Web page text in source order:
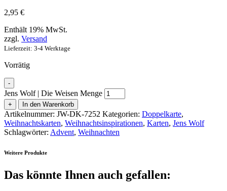
2,95 €
Enthält 19% MwSt.
zzgl. Versand
Lieferzeit: 3-4 Werktage
Vorrätig
-
Jens Wolf | Die Weisen Menge
+ In den Warenkorb
Artikelnummer: JW-DK-7252 Kategorien: Doppelkarte,
Weihnachtskarten, Weihnachtsinspirationen, Karten, Jens Wolf
Schlagwörter: Advent, Weihnachten
Weitere Produkte
Das könnte Ihnen auch gefallen: